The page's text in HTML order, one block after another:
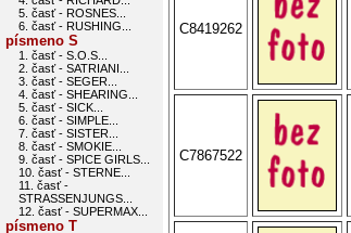
5. časť - ROSNES...
6. časť - RUSHING...
písmeno S
1. časť - S.O.S...
2. časť - SATRIANI...
3. časť - SEGER...
4. časť - SHEARING...
5. časť - SICK...
6. časť - SIMPLE...
7. časť - SISTER...
8. časť - SMOKIE...
9. časť - SPICE GIRLS...
10. časť - STERNE...
11. časť -
STRASSENJUNGS...
12. časť - SUPERMAX...
písmeno T
C8419262
C7867522